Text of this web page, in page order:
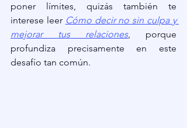
poner límites, quizás también te
interese leer Cómo decir no sin culpa y
mejorar tus relaciones, porque
profundiza precisamente en este
desafío tan común.